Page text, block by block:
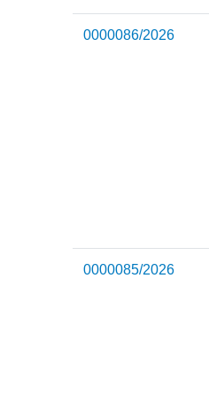
0000086/2026
0000085/2026